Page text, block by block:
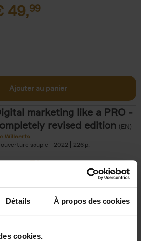
Détails À propos des cookies
cookies.
49,99
Ajouter au panier
marketing like a PRO -
revised edition (EN)
Willaerts
souple
2022 226
35,50